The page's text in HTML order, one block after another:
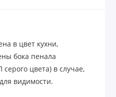
в цвет кухни,
бока пенала
цвета) в случае,
видимости.